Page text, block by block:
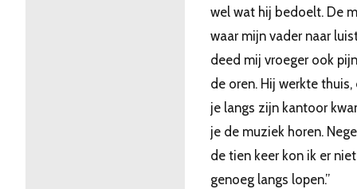
wel wat hij bedoelt. De
waar mijn vader naar
deed mij vroeger ook
de oren. Hij werkte thuis,
je langs zijn kantoor
je de muziek horen.
de tien keer kon ik er
genoeg langs lopen.”